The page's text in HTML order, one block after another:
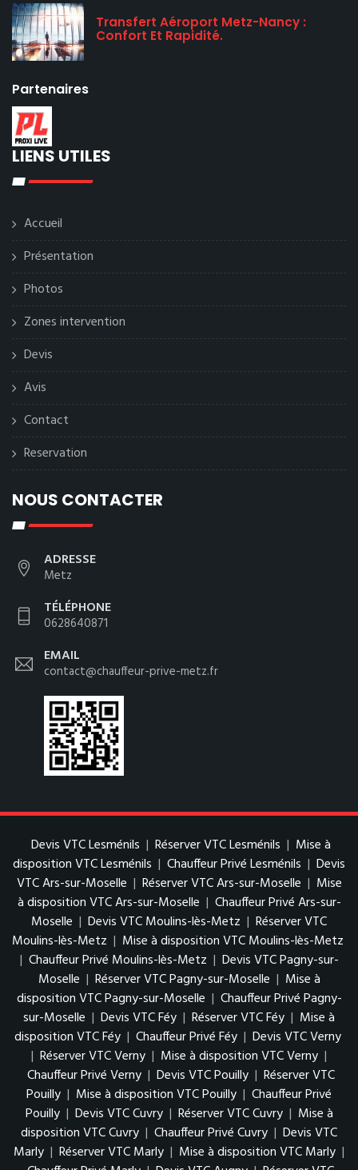
Transfert Aéroport Metz-Nancy :
Confort Et Rapidité.
Partenaires
LIENS UTILES
Accueil
Présentation
Photos
Zones intervention
Devis
Avis
Contact
Reservation
NOUS CONTACTER
ADRESSE
Metz
TÉLÉPHONE
0628640871
EMAIL
contact@chauffeur-prive-metz.fr
Devis VTC Lesménils | Réserver VTC Lesménils | Mise à
disposition VTC Lesménils | Chauffeur Privé Lesménils | Devis
VTC Ars-sur-Moselle | Réserver VTC Ars-sur-Moselle | Mise
à disposition VTC Ars-sur-Moselle | Chauffeur Privé Ars-sur-
Moselle | Devis VTC Moulins-lès-Metz | Réserver VTC
Moulins-lès-Metz | Mise à disposition VTC Moulins-lès-Metz
| Chauffeur Privé Moulins-lès-Metz | Devis VTC Pagny-sur-
Moselle | Réserver VTC Pagny-sur-Moselle | Mise à
disposition VTC Pagny-sur-Moselle | Chauffeur Privé Pagny-
sur-Moselle | Devis VTC Féy | Réserver VTC Féy | Mise à
disposition VTC Féy | Chauffeur Privé Féy | Devis VTC Verny
| Réserver VTC Verny | Mise à disposition VTC Verny |
Chauffeur Privé Verny | Devis VTC Pouilly | Réserver VTC
Pouilly | Mise à disposition VTC Pouilly | Chauffeur Privé
Pouilly | Devis VTC Cuvry | Réserver VTC Cuvry | Mise à
disposition VTC Cuvry | Chauffeur Privé Cuvry | Devis VTC
Marly | Réserver VTC Marly | Mise à disposition VTC Marly |